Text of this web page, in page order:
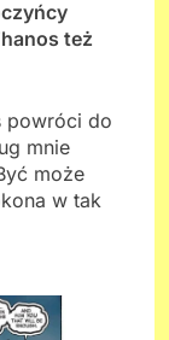
też
powróci do
mnie
może
w tak